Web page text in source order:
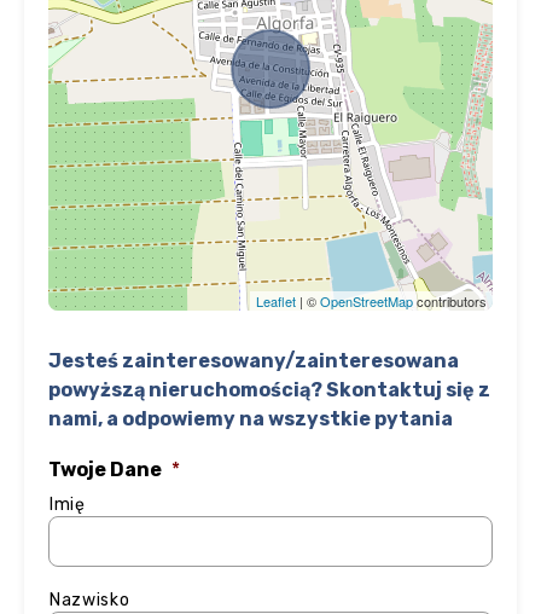
Leaflet | ©OpenStreetMapcontributors
Jesteś zainteresowany/zainteresowana
powyższą nieruchomością? Skontaktuj się z
nami, a odpowiemy na wszystkie pytania
Twoje Dane *
Imię
Nazwisko